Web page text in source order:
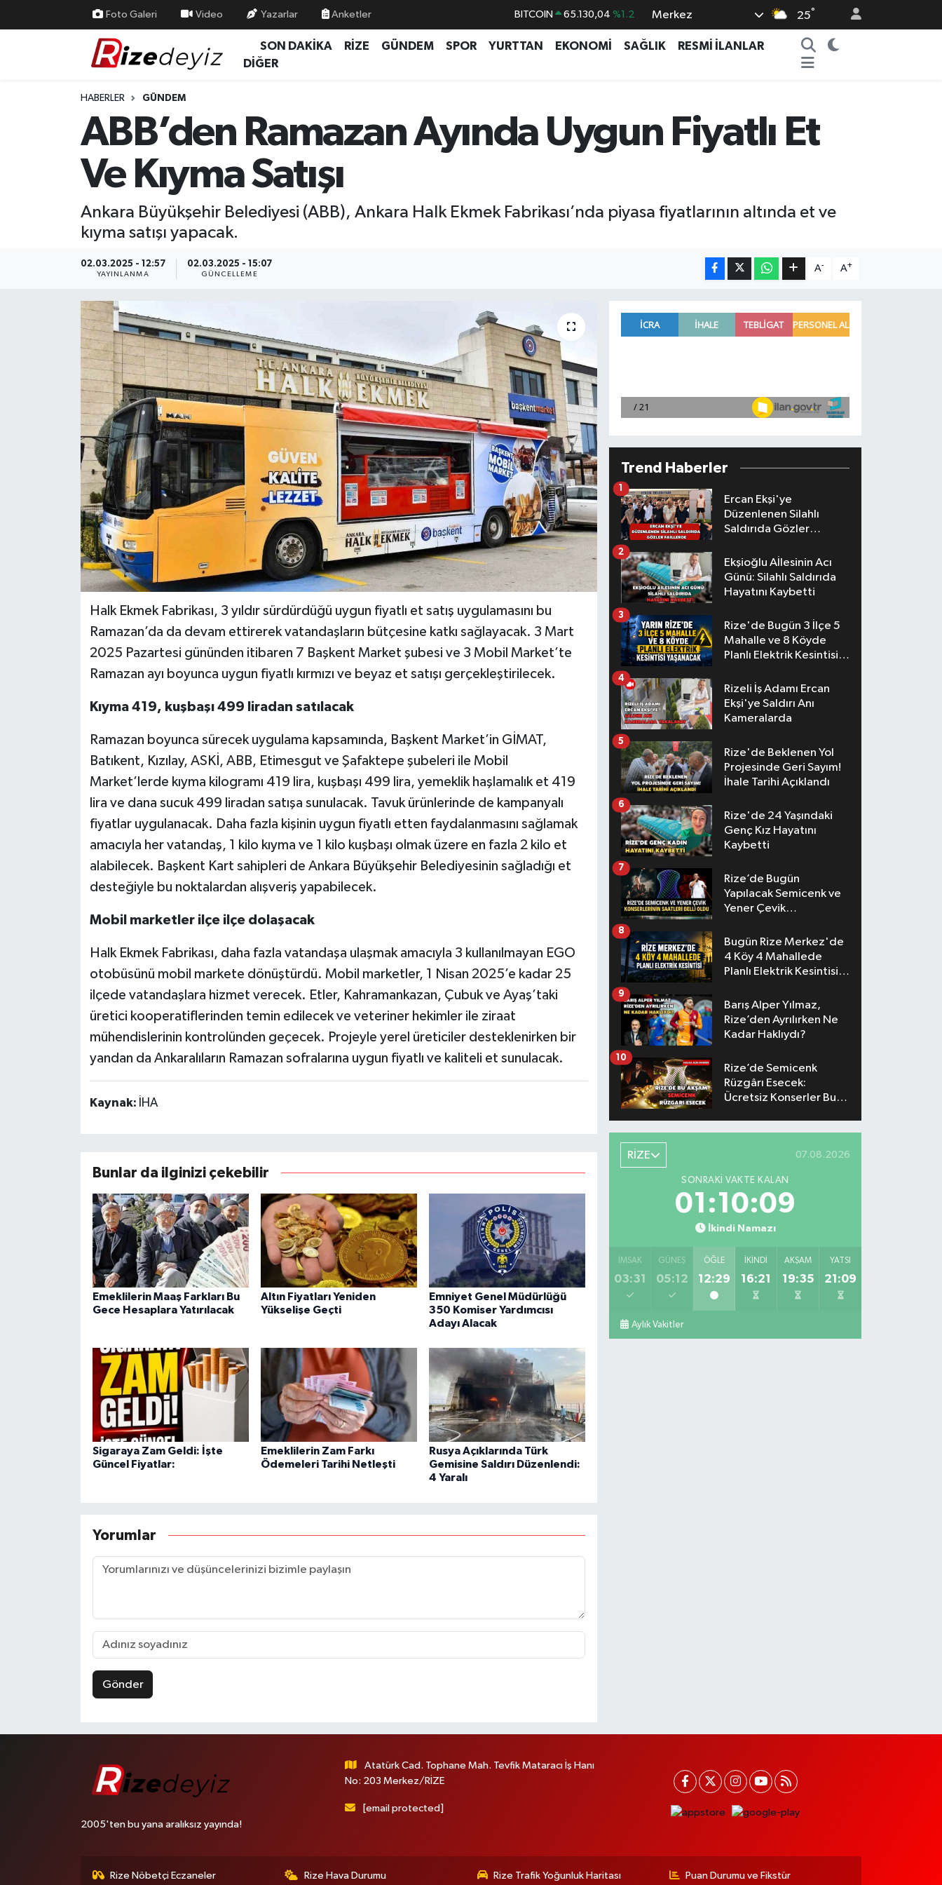
Foto Galeri Video Yazarlar Anketler BITCOIN 65.130,04 %1.2
BİST100 13.773 %-19
Merkez 25°
SON DAKİKA RİZE GÜNDEM SPOR YURTTAN EKONOMİ SAĞLIK
RESMİ İLANLAR
DİĞER
HABERLER GÜNDEM
ABB’den Ramazan Ayında Uygun Fiyatlı Et
Ve Kıyma Satışı
Ankara Büyükşehir Belediyesi (ABB), Ankara Halk Ekmek Fabrikası’nda piyasa fiyatlarının altında et ve
kıyma satışı yapacak.
02.03.2025 - 12:57
YAYINLANMA
02.03.2025 - 15:07
GÜNCELLEME
A- A+
Halk Ekmek Fabrikası, 3 yıldır sürdürdüğü uygun fiyatlı et satış uygulamasını bu
Ramazan’da da devam ettirerek vatandaşların bütçesine katkı sağlayacak. 3 Mart
2025 Pazartesi gününden itibaren 7 Başkent Market şubesi ve 3 Mobil Market’te
Ramazan ayı boyunca uygun fiyatlı kırmızı ve beyaz et satışı gerçekleştirilecek.
Kıyma 419, kuşbaşı 499 liradan satılacak
Ramazan boyunca sürecek uygulama kapsamında, Başkent Market’in GİMAT,
Batıkent, Kızılay, ASKİ, ABB, Etimesgut ve Şafaktepe şubeleri ile Mobil
Market’lerde kıyma kilogramı 419 lira, kuşbaşı 499 lira, yemeklik haşlamalık et 419
lira ve dana sucuk 499 liradan satışa sunulacak. Tavuk ürünlerinde de kampanyalı
fiyatlar uygulanacak. Daha fazla kişinin uygun fiyatlı etten faydalanmasını sağlamak
amacıyla her vatandaş, 1 kilo kıyma ve 1 kilo kuşbaşı olmak üzere en fazla 2 kilo et
alabilecek. Başkent Kart sahipleri de Ankara Büyükşehir Belediyesinin sağladığı et
desteğiyle bu noktalardan alışveriş yapabilecek.
Mobil marketler ilçe ilçe dolaşacak
Halk Ekmek Fabrikası, daha fazla vatandaşa ulaşmak amacıyla 3 kullanılmayan EGO
otobüsünü mobil markete dönüştürdü. Mobil marketler, 1 Nisan 2025’e kadar 25
ilçede vatandaşlara hizmet verecek. Etler, Kahramankazan, Çubuk ve Ayaş’taki
üretici kooperatiflerinden temin edilecek ve veteriner hekimler ile ziraat
mühendislerinin kontrolünden geçecek. Projeyle yerel üreticiler desteklenirken bir
yandan da Ankaralıların Ramazan sofralarına uygun fiyatlı ve kaliteli et sunulacak.
Kaynak: İHA
Bunlar da ilginizi çekebilir
Emeklilerin Maaş Farkları Bu
Gece Hesaplara Yatırılacak
Altın Fiyatları Yeniden
Yükselişe Geçti
Emniyet Genel Müdürlüğü
350 Komiser Yardımcısı
Adayı Alacak
Sigaraya Zam Geldi: İşte
Güncel Fiyatlar:
Emeklilerin Zam Farkı
Ödemeleri Tarihi Netleşti
Rusya Açıklarında Türk
Gemisine Saldırı Düzenlendi:
4 Yaralı
Yorumlar
Gönder
Trend Haberler
Ercan Ekşi'ye
Düzenlenen Silahlı
Saldırıda Gözler
1
Ekşioğlu Aİlesinin Acı
Günü: Silahlı Saldırıda
Hayatını Kaybetti
2
Rize'de Bugün 3 İlçe 5
Mahalle ve 8 Köyde
Planlı Elektrik Kesintisi
3
Rizeli İş Adamı Ercan
Ekşi'ye Saldırı Anı
Kameralarda
4
Rize'de Beklenen Yol
Projesinde Geri Sayım!
İhale Tarihi Açıklandı
5
Rize'de 24 Yaşındaki
Genç Kız Hayatını
Kaybetti
6
Rize’de Bugün
Yapılacak Semicenk ve
Yener Çevik
Belli Oldu
7
Bugün Rize Merkez'de
4 Köy 4 Mahallede
Planlı Elektrik Kesintisi
8
Barış Alper Yılmaz,
Rize’den Ayrılırken Ne
Kadar Haklıydı?
9
Rize’de Semicenk
Rüzgârı Esecek:
Ücretsiz Konserler Bu
10
RİZE 07.08.2026
SONRAKI VAKTE KALAN
01:10:08
İkindi Namazı
İMSAK
03:31
GÜNEŞ
05:12
ÖĞLE
12:29
İKINDI
16:21
AKŞAM
19:35
YATSI
21:09
Aylık Vakitler
2005'ten bu yana aralıksız yayında!
Atatürk Cad. Tophane Mah. Tevfik Mataracı İş Hanı
No: 203 Merkez/RİZE
[email protected]
Rize Nöbetçi Eczaneler Rize Hava Durumu Rize Trafik Yoğunluk Haritası Puan Durumu ve Fikstür
Yurttan Haberler
Ekonomi
Rize Nöbetçi Eczaneler
Rize Trafik Yoğunluk Haritası
Süper Lig Puan Durumu ve Fikstür
Son Dakika Haberleri
Haber Arşivi